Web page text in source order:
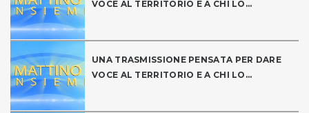
VOCE AL TERRITORIO E A CHI LO...
UNA TRASMISSIONE PENSATA PER DARE
VOCE AL TERRITORIO E A CHI LO...